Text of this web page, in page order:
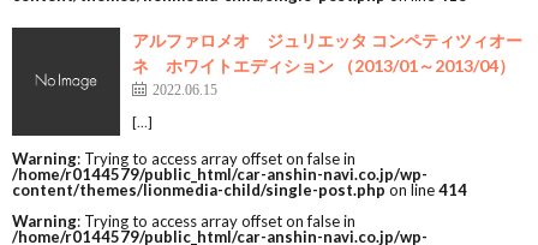
アルファロメオ ジュリエッタ コンペティツィオー
ネ ホワイトエディション （2013/01～2013/04）
2022.06.15
[…]
Warning: Trying to access array offset on false in
/home/r0144579/public_html/car-anshin-navi.co.jp/wp-
content/themes/lionmedia-child/single-post.php on line414
Warning: Trying to access array offset on false in
/home/r0144579/public_html/car-anshin-navi.co.jp/wp-